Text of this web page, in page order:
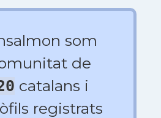
som
de
catalans i
registrats